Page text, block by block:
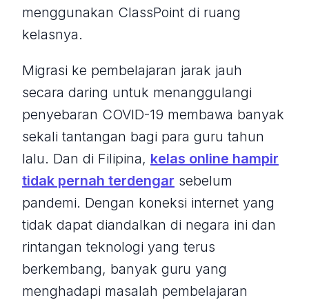
menggunakan ClassPoint di ruang
kelasnya.
Migrasi ke pembelajaran jarak jauh
secara daring untuk menanggulangi
penyebaran COVID-19 membawa banyak
sekali tantangan bagi para guru tahun
lalu. Dan di Filipina, kelas online hampir
tidak pernah terdengar sebelum
pandemi. Dengan koneksi internet yang
tidak dapat diandalkan di negara ini dan
rintangan teknologi yang terus
berkembang, banyak guru yang
menghadapi masalah pembelajaran